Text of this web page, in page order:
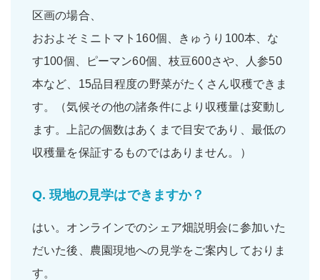
区画の場合、
おおよそ ミニトマト160個 きゅうり100本
な
す100個
ピーマン60個 枝豆600さや、
人参50
本など、 15品目程度の野菜がたくさん収穫できま
す。（気候その他の諸条件により収穫量は変動し
ます。上記の個数はあくまで目安であり、最低の
収穫量を保証するものではありません。）
Q. 現地の見学はできますか？
はい。 オンラインでのシェア畑説明会に参加いた
だいた後、農園現地への 見学をご案内 しておりま
す。